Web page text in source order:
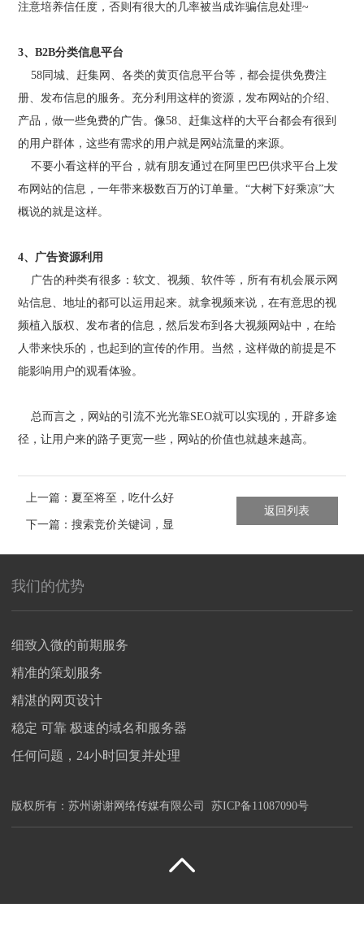
注意培养信任度，否则有很大的几率被当成诈骗信息处理~
3、B2B分类信息平台
58同城、赶集网、各类的黄页信息平台等，都会提供免费注
册、发布信息的服务。充分利用这样的资源，发布网站的介绍、
产品，做一些免费的广告。像58、赶集这样的大平台都会有很到
的用户群体，这些有需求的用户就是网站流量的来源。
不要小看这样的平台，就有朋友通过在阿里巴巴供求平台上发
布网站的信息，一年带来极数百万的订单量。“大树下好乘凉”大
概说的就是这样。
4、广告资源利用
广告的种类有很多：软文、视频、软件等，所有有机会展示网
站信息、地址的都可以运用起来。就拿视频来说，在有意思的视
频植入版权、发布者的信息，然后发布到各大视频网站中，在给
人带来快乐的，也起到的宣传的作用。当然，这样做的前提是不
能影响用户的观看体验。
总而言之，网站的引流不光光靠SEO就可以实现的，开辟多途
径，让用户来的路子更宽一些，网站的价值也就越来越高。
上一篇：夏至将至，吃什么好
呢？
下一篇：搜索竞价关键词，显
示该网站LOGO如何操作？
返回列表
我们的优势
细致入微的前期服务
精准的策划服务
精湛的网页设计
稳定 可靠 极速的域名和服务器
任何问题，24小时回复并处理
版权所有： 苏州谢谢网络传媒有限公司 苏ICP备11087090号